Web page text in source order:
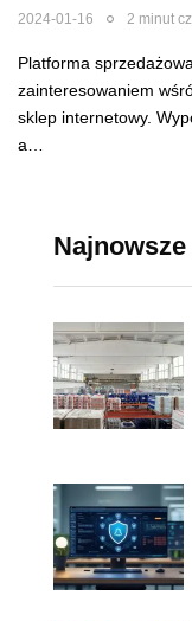
2024-01-16 2 minut
Platforma
zainteresowaniem
sklep internetowy.
a…